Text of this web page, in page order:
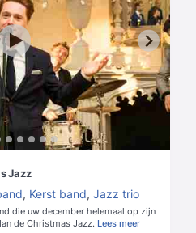
Jazz
, Kerst band, Jazz trio
die uw december helemaal op zijn
de Christmas Jazz. Lees meer